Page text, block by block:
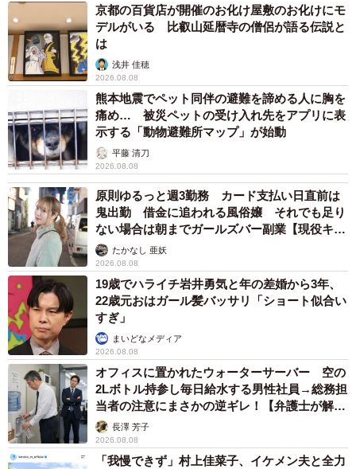
京都の百貨店が開催のお化け屋敷のお化けにモ
デルがいる 比叡山延暦寺の僧侶が語る伝説と
は
浅井 佳穂
2026.08.08
熊本地震でペット同伴の避難を諦める人に胸を
痛め… 被災ペットの受け入れ先をアプリに表
示する「動物避難所マップ」が始動
平藤 清刀
2026.08.08
原則ゆるっと週3勤務 カード支払い日直前は
鬼出勤 借金に追われる風俗嬢 それでも足り
ない場合は朝までガールズバー副業【現役キャ
ストに取材】
たかなし 亜妖
2026.08.08
19歳でハライチ岩井勇気と年の差婚から3年、
22歳元おはガール髪バッサリ「ショート似合い
すぎ」
まいどなメディア
2026.08.08
オフィスに置かれたウォーターサーバー 空の
2Lボトル持参し毎日給水する男性社員→総務担
当者の注意にまさかの逆ギレ！【弁護士が解
説】長澤 芳子
2026.08.08
「我慢できず」村上佳菜子、イケメン夫と全力